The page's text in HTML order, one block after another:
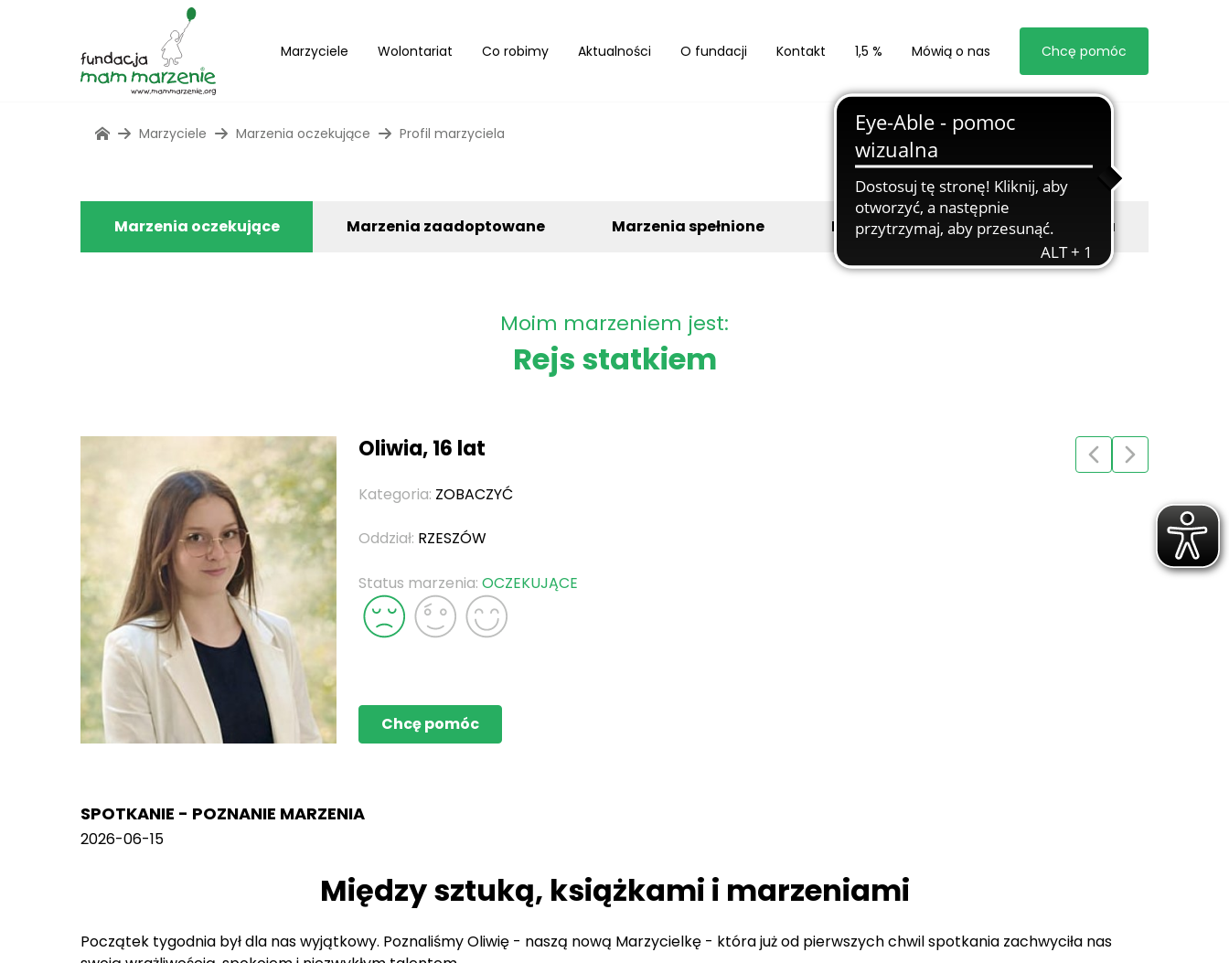
Marzyciele Wolontariat Co robimy Aktualności O fundacji Kontakt 1,5 % Mówią o nas Chcę pomóc
Marzyciele Marzenia oczekujące Profil marzyciela
Marzenia oczekujące Marzenia zaadoptowane Marzenia spełnione Byli z nami Zgłoś marzyciela
Moim marzeniem jest:
Rejs statkiem
Oliwia, 16 lat
Kategoria: ZOBACZYĆ
Oddział: RZESZÓW
Status marzenia: OCZEKUJĄCE
Chcę pomóc
SPOTKANIE - POZNANIE MARZENIA
2026-06-15
Między sztuką, książkami i marzeniami
Początek tygodnia był dla nas wyjątkowy. Poznaliśmy Oliwię - naszą nową Marzycielkę - która już od pierwszych chwil spotkania zachwyciła nas